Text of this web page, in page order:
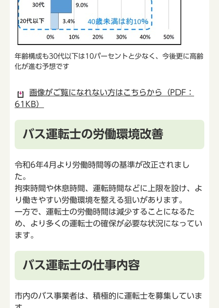
年齢構成も30代以下は10パーセントと少なく、今後更に高齢
化が進む予想です
画像がご覧になれない方はこちらから（PDF：
61KB）
バス運転士の労働環境改善
令和6年4月より労働時間等の基準が改正されまし
た。
拘束時間や休息時間、運転時間などに上限を設け、よ
り働きやすい労働環境を整える狙いがあります。
一方で、運転士の労働時間は減少することになるた
め、より多くの運転士の確保が必要な状況になってい
ます。
バス運転士の仕事内容
市内のバス事業者は、積極的に運転士を募集していま